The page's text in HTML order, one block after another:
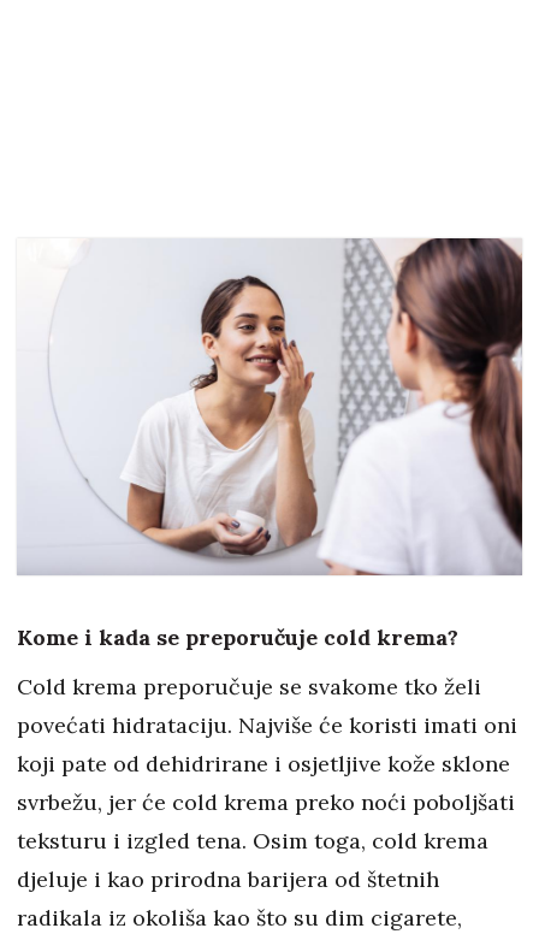
Kome i kada se preporučuje cold krema?
Cold krema preporučuje se svakome tko želi
povećati hidrataciju. Najviše će koristi imati oni
koji pate od dehidrirane i osjetljive kože sklone
svrbežu, jer će cold krema preko noći poboljšati
teksturu i izgled tena. Osim toga, cold krema
djeluje i kao prirodna barijera od štetnih
radikala iz okoliša kao što su dim cigarete,